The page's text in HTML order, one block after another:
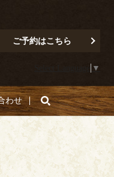
ご予約はこちら
▼
わせ search